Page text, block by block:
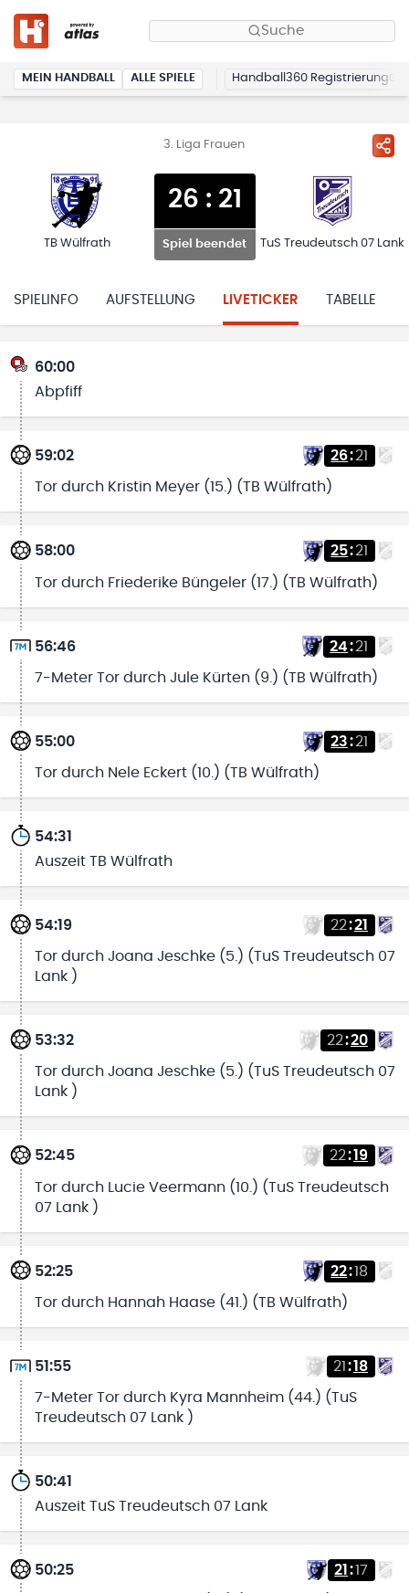
Suche
MEIN HANDBALL ALLE SPIELE Handball360 Registrierung
3. Liga Frauen
TB Wülfrath
26 : 21
Spiel beendet TuS Treudeutsch 07 Lank
SPIELINFO AUFSTELLUNG LIVETICKER TABELLE
60:00
Abpfiff
59:02 26:21
Tor durch Kristin Meyer (15.) (TB Wülfrath)
58:00 25:21
Tor durch Friederike Büngeler (17.) (TB Wülfrath)
56:46 24:21
7-Meter Tor durch Jule Kürten (9.) (TB Wülfrath)
55:00 23:21
Tor durch Nele Eckert (10.) (TB Wülfrath)
54:31
Auszeit TB Wülfrath
54:19 22:21
Tor durch Joana Jeschke (5.) (TuS Treudeutsch 07
Lank )
53:32 22:20
Tor durch Joana Jeschke (5.) (TuS Treudeutsch 07
Lank )
52:45 22:19
Tor durch Lucie Veermann (10.) (TuS Treudeutsch
07 Lank )
52:25 22:18
Tor durch Hannah Haase (41.) (TB Wülfrath)
51:55 21 :18
7-Meter Tor durch Kyra Mannheim (44.) (TuS
Treudeutsch 07 Lank )
50:41
Auszeit TuS Treudeutsch 07 Lank
50:25 21 :17